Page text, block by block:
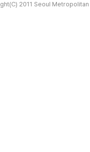
2011 Seoul